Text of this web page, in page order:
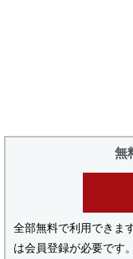
無
全部無料で利用できま
は会員登録が必要です